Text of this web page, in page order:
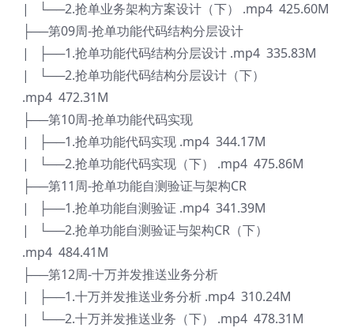
| └──2.抢单业务架构方案设计（下） .mp4 425.60M
├──第09周-抢单功能代码结构分层设计
| ├──1.抢单功能代码结构分层设计 .mp4 335.83M
| └──2.抢单功能代码结构分层设计（下）
.mp4 472.31M
├──第10周-抢单功能代码实现
| ├──1.抢单功能代码实现 .mp4 344.17M
| └──2.抢单功能代码实现（下） .mp4 475.86M
├──第11周-抢单功能自测验证与架构CR
| ├──1.抢单功能自测验证 .mp4 341.39M
| └──2.抢单功能自测验证与架构CR（下）
.mp4 484.41M
├──第12周-十万并发推送业务分析
| ├──1.十万并发推送业务分析 .mp4 310.24M
| └──2.十万并发推送业务（下） .mp4 478.31M